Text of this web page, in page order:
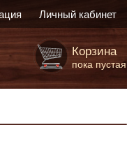
Личный кабинет
Корзина
пока пустая